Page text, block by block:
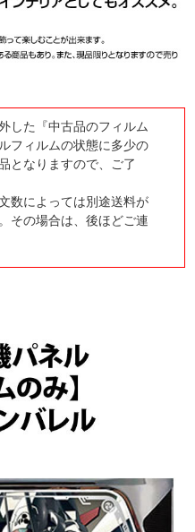
した『中古品のフィルム
フィルムの状態に多少の
となりますので、ご了
数によっては別途送料が
その場合は、後ほどご連